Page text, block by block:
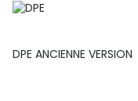
DPE ANCIENNE VERSION